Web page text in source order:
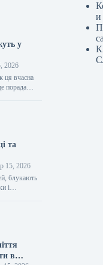
у
2026
ця вчасна
порада
та
15, 2026
блукають
і
в
и